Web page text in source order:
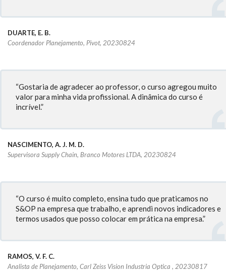
DUARTE, E. B.
Coordenador Planejamento, Pivot, 20230824
“Gostaria de agradecer ao professor, o curso agregou muito
valor para minha vida profissional. A dinâmica do curso é
incrível.”
NASCIMENTO, A. J. M. D.
Supervisora Supply Chain, Branco Motores LTDA, 20230824
“O curso é muito completo, ensina tudo que praticamos no
S&OP na empresa que trabalho, e aprendi novos indicadores e
termos usados que posso colocar em prática na empresa.”
RAMOS, V. F. C.
Analista de Planejamento, Carl Zeiss Vision Industria Optica , 20230817